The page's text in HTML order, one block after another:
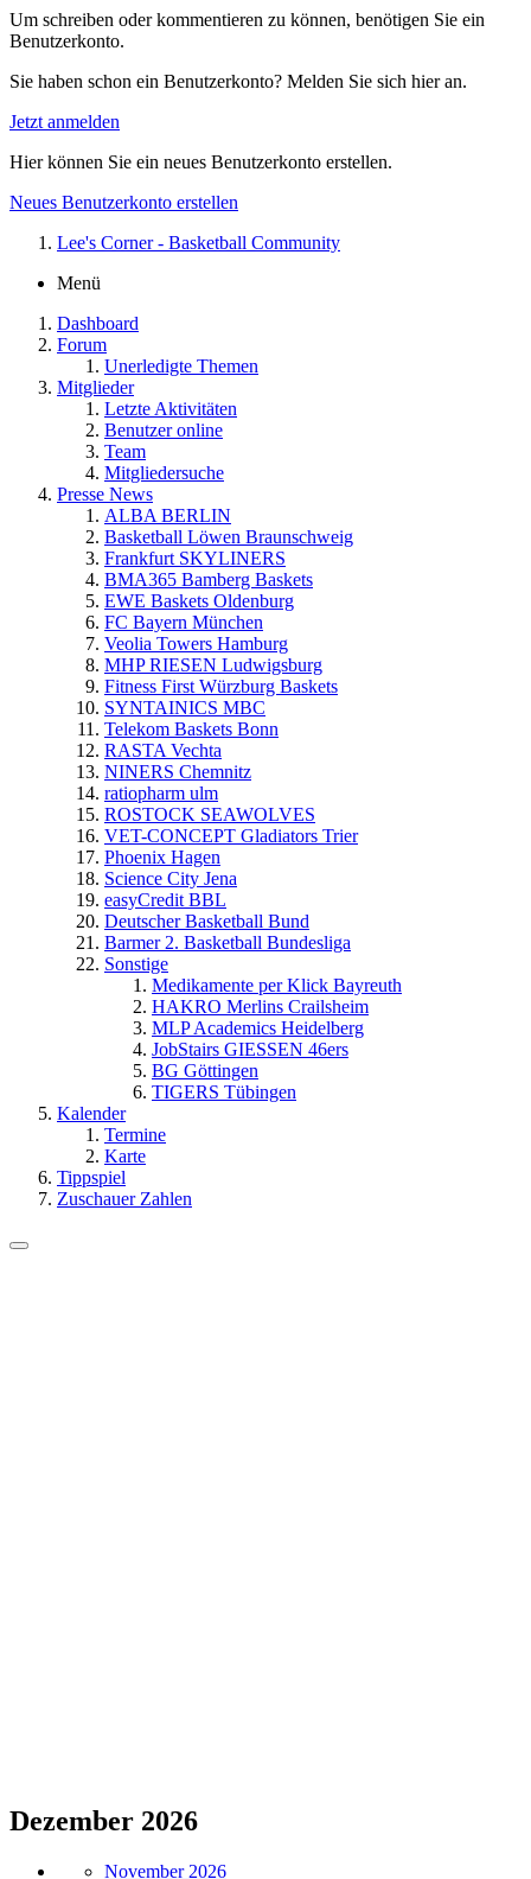
Um schreiben oder kommentieren zu können, benötigen Sie ein
Benutzerkonto.
Sie haben schon ein Benutzerkonto? Melden Sie sich hier an.
Jetzt anmelden
Hier können Sie ein neues Benutzerkonto erstellen.
Neues Benutzerkonto erstellen
Lee's Corner - Basketball Community
Menü
Dashboard
Forum
Unerledigte Themen
Mitglieder
Letzte Aktivitäten
Benutzer online
Team
Mitgliedersuche
Presse News
ALBA BERLIN
Basketball Löwen Braunschweig
Frankfurt SKYLINERS
BMA365 Bamberg Baskets
EWE Baskets Oldenburg
FC Bayern München
Veolia Towers Hamburg
MHP RIESEN Ludwigsburg
Fitness First Würzburg Baskets
SYNTAINICS MBC
Telekom Baskets Bonn
RASTA Vechta
NINERS Chemnitz
ratiopharm ulm
ROSTOCK SEAWOLVES
VET-CONCEPT Gladiators Trier
Phoenix Hagen
Science City Jena
easyCredit BBL
Deutscher Basketball Bund
Barmer 2. Basketball Bundesliga
Sonstige
Medikamente per Klick Bayreuth
HAKRO Merlins Crailsheim
MLP Academics Heidelberg
JobStairs GIESSEN 46ers
BG Göttingen
TIGERS Tübingen
Kalender
Termine
Karte
Tippspiel
Zuschauer Zahlen
Dezember 2026
November 2026